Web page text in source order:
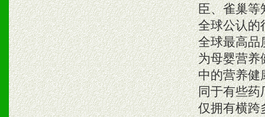
臣、雀巢等
全球公认的
全球最高品
为母婴营养
中的营养健
同于有些药
仅拥有横跨